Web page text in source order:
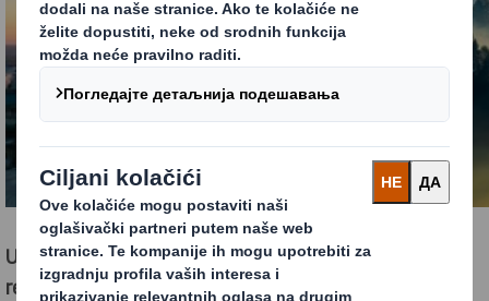
Ulaganjem u revolucionarnu tehnologiju, uključujući
rešenja od otpada do energije, najsavremenija